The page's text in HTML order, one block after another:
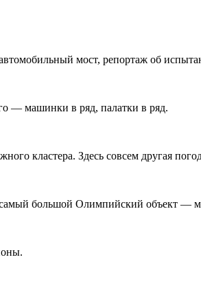
мост, репортаж об
— машинки в ряд, палатки в ряд.
кластера. Здесь совсем другая
большой Олимпийский объект —